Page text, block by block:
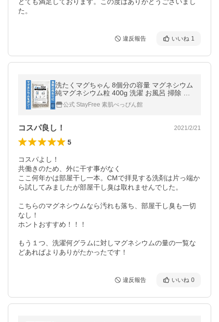
た。
違反報告 いいね 1
洗たくマグちゃん 8個分の容量 マグネシウム
純マグネシウム粒 400g 洗濯 お風呂 掃除 水
素浴 除菌 洗浄 消臭 DIY 水素水 高純度99.
9％以上
公式 StayFree 素肌べっぴん館
コスパ良し！ 2021/2/21
5
コスパよし！
共働きのため、外に干す事がなく
ここ何年かは部屋干し一本。CMで拝見する洗剤は片っ端か
ら試してみましたが部屋干し臭は取れませんでした。
こちらのマグネシウムなら汚れも落ち、部屋干し臭も一切
なし！
ホントおすすめ！！！
もう１つ、洗濯何グラムに対しマグネシウムの量の一覧な
どあればよりありがたかったです！
違反報告 いいね 0